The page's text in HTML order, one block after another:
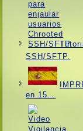
SSH/SFTP.
en 15…